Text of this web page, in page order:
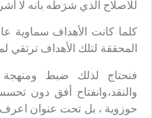
للاصلاح الذي شرَطَه بأنه لا
كلما كانت الأهداف سماوية
المحققة لتلك الأهداف ترتقي
فنحتاج لذلك ضبط ومنهجة
والنقد،وانفتاح أفق دون
حوزوية ، بل تحت عنوان